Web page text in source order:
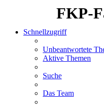
FKP-
Schnellzugriff
Unbeantwortete
Aktive Themen
Suche
Das Team